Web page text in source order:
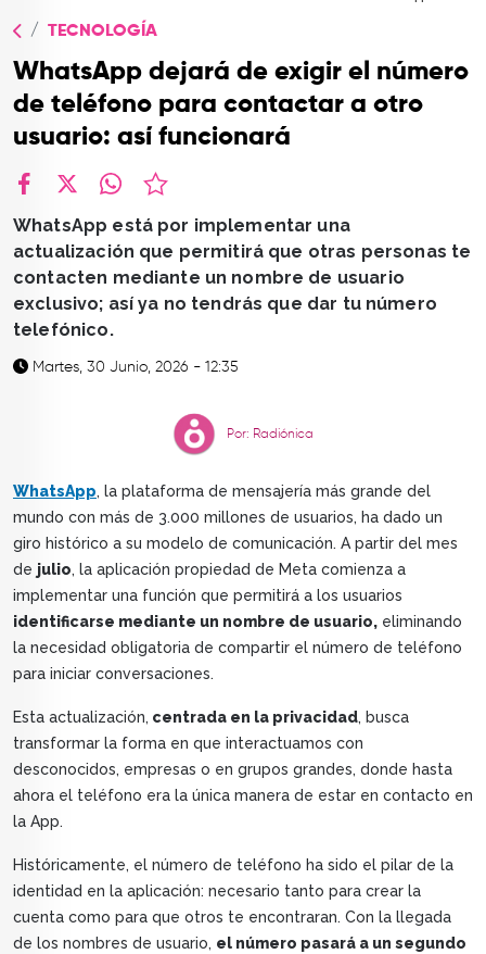
CONTACTO
TECNOLOGÍA
WhatsApp dejará de exigir el número
de teléfono para contactar a otro
usuario: así funcionará
WhatsApp está por implementar una
actualización que permitirá que otras personas te
contacten mediante un nombre de usuario
exclusivo; así ya no tendrás que dar tu número
telefónico.
Martes, 30 Junio, 2026 - 12:35
Por: Radiónica
WhatsApp, la plataforma de mensajería más grande del
mundo con más de 3.000 millones de usuarios, ha dado un
giro histórico a su modelo de comunicación. A partir del mes
de julio, la aplicación propiedad de Meta comienza a
implementar una función que permitirá a los usuarios
identificarse mediante un nombre de usuario, eliminando
la necesidad obligatoria de compartir el número de teléfono
para iniciar conversaciones.
Esta actualización, centrada en la privacidad, busca
transformar la forma en que interactuamos con
desconocidos, empresas o en grupos grandes, donde hasta
ahora el teléfono era la única manera de estar en contacto en
la App.
Históricamente, el número de teléfono ha sido el pilar de la
identidad en la aplicación: necesario tanto para crear la
cuenta como para que otros te encontraran. Con la llegada
de los nombres de usuario, el número pasará a un segundo